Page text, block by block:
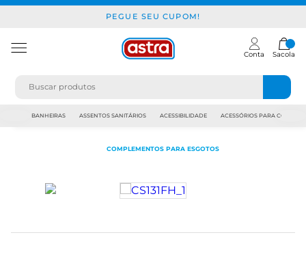
PEGUE SEU CUPOM!
Conta Sacola
BANHEIRAS ASSENTOS SANITÁRIOS ACESSIBILIDADE ACESSÓRIOS PARA
COMPLEMENTOS PARA ESGOTOS